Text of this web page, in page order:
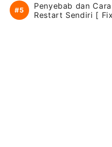
Penyebab dan
Restart Sendiri [